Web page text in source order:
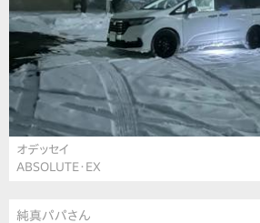
オデッセイ
ABSOLUTE・EX
純真パパさん